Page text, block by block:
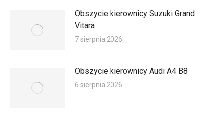
Obszycie kierownicy Suzuki Grand
Vitara
7 sierpnia 2026
Obszycie kierownicy Audi A4 B8
6 sierpnia 2026